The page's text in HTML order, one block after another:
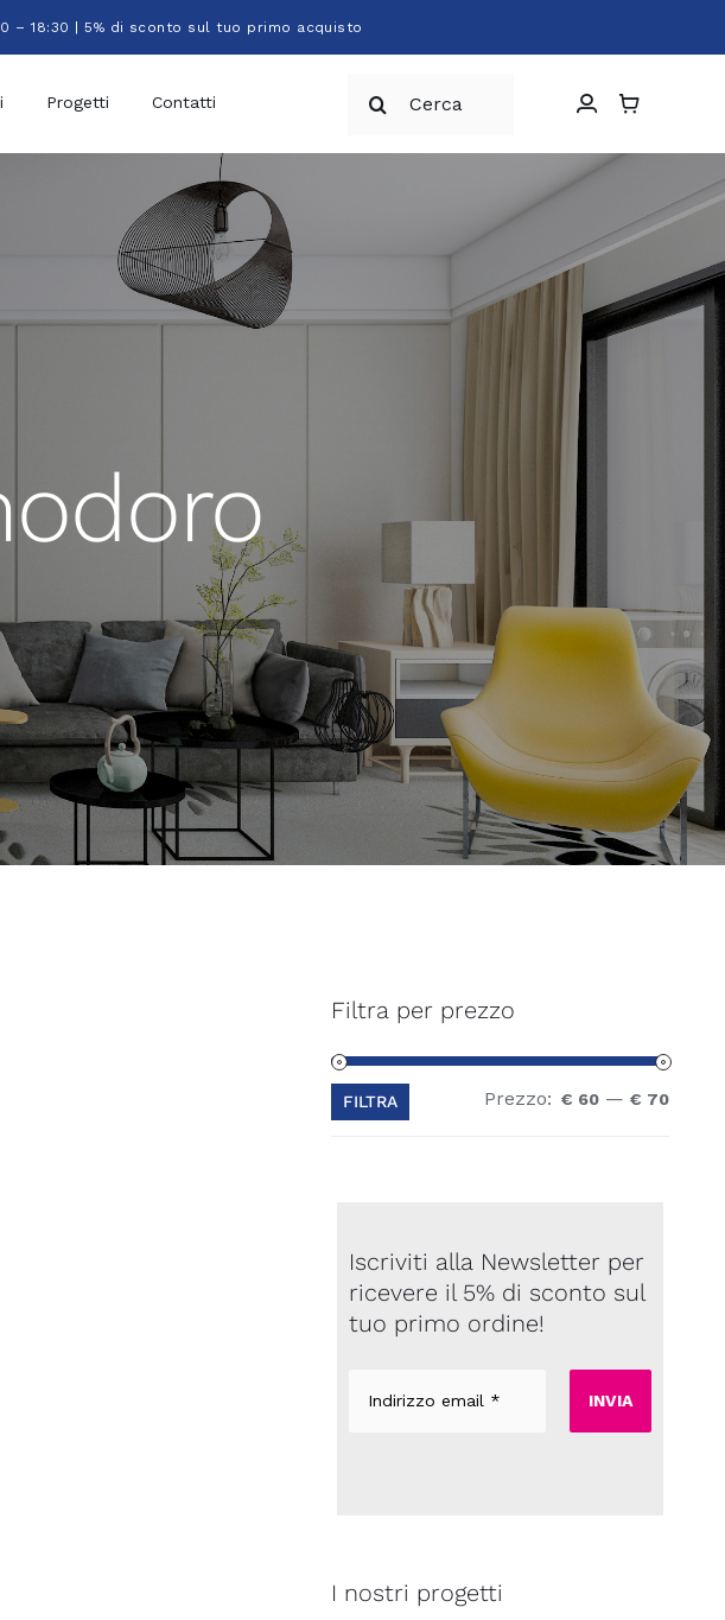
– 18:30 | 5% di sconto sul tuo primo acquisto
Progetti Contatti
Filtra per prezzo
FILTRA Prezzo: € 60 — € 70
Iscriviti alla Newsletter per
ricevere il 5% di sconto sul
tuo primo ordine!
email
I nostri progetti